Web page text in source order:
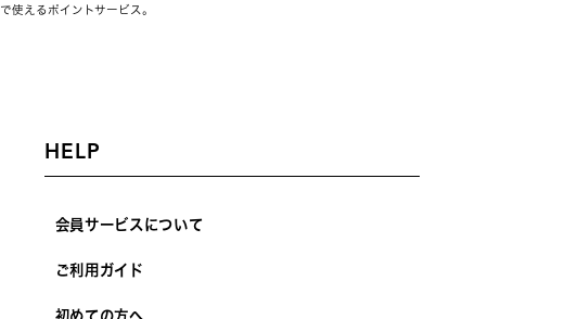
で使えるポイントサービス。
HELP
会員サービスについて
ご利用ガイド